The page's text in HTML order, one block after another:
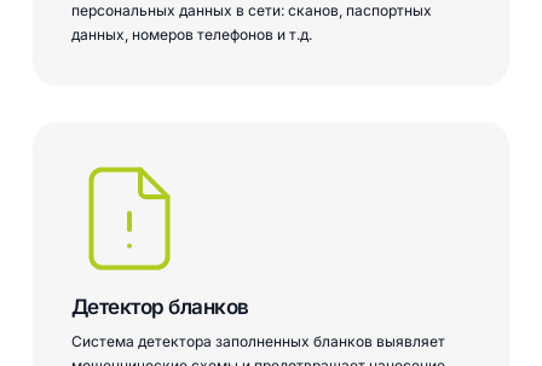
персональных данных в сети: сканов, паспортных
данных, номеров телефонов и т.д.
Детектор бланков
Система детектора заполненных бланков выявляет